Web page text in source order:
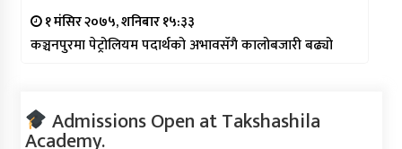
१ मंसिर २०७५, शनिबार १५:३३
कञ्चनपुरमा पेट्रोलियम पदार्थको अभावसँगै कालोबजारी बढ्यो
Admissions Open at Takshashila
Academy.